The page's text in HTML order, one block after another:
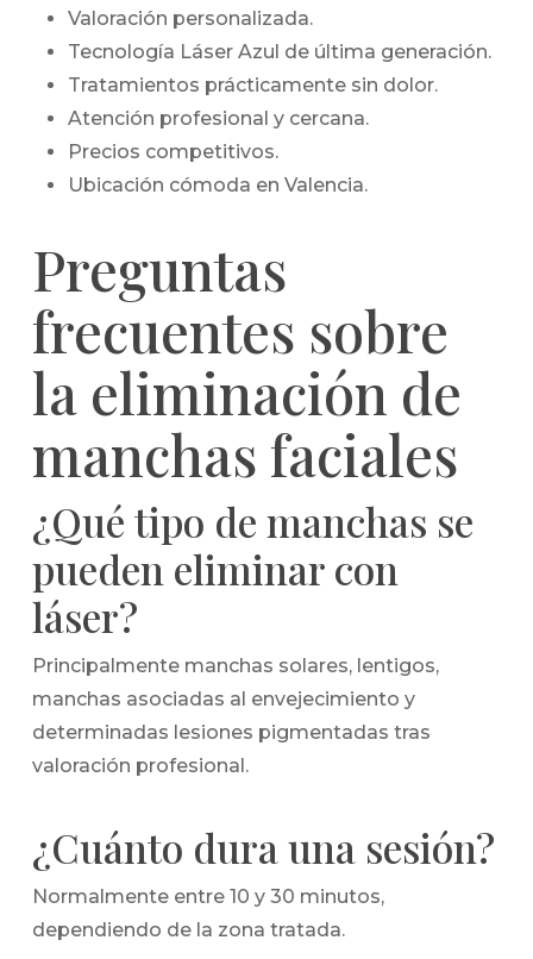
Valoración personalizada.
Tecnología Láser Azul de última generación.
Tratamientos prácticamente sin dolor.
Atención profesional y cercana.
Precios competitivos.
Ubicación cómoda en Valencia.
Preguntas
frecuentes sobre
la eliminación de
manchas faciales
¿Qué tipo de manchas se
pueden eliminar con
láser?
Principalmente manchas solares, lentigos,
manchas asociadas al envejecimiento y
determinadas lesiones pigmentadas tras
valoración profesional.
¿Cuánto dura una sesión?
Normalmente entre 10 y 30 minutos,
dependiendo de la zona tratada.